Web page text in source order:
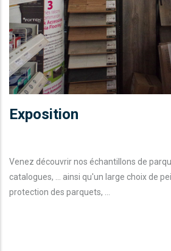
Exposition
Venez découvrir nos échantillons de
catalogues, ... ainsi qu'un large choix de
protection des parquets, ...